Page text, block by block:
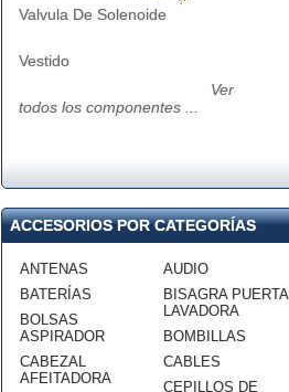
Valvula De Solenoide
Vestido
Ver
todos los componentes ...
ACCESORIOS POR CATEGORÍAS
ANTENAS
BATERÍAS
BOLSAS
ASPIRADOR
CABEZAL
AFEITADORA
AUDIO
BISAGRA PUERTA
LAVADORA
BOMBILLAS
CABLES
CEPILLOS DE